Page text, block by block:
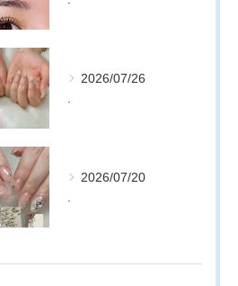
2026/07/26
2026/07/20